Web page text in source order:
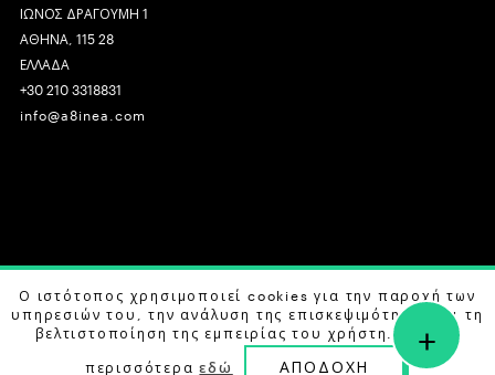
ΙΩΝΟΣ ΔΡΑΓΟΥΜΗ 1
ΑΘΗΝΑ, 115 28
ΕΛΛΑΔΑ
+30 210 3318831
info@a8inea.com
COPYRIGHT © 2026 αθηΝΕΑ, ALL RIGHTS RESERVED.
DESIGN BY G DESIGN STUDIO. DEVELOPED BYB LABS
Ο ιστότοπος χρησιμοποιεί cookies για την παροχή των
υπηρεσιών του, την ανάλυση της επισκεψιμότητας και τη
βελτιστοποίηση της εμπειρίας του χρήστη. Μάθετε
περισσότεραεδώ ΑΠΟΔΟΧΗ
+